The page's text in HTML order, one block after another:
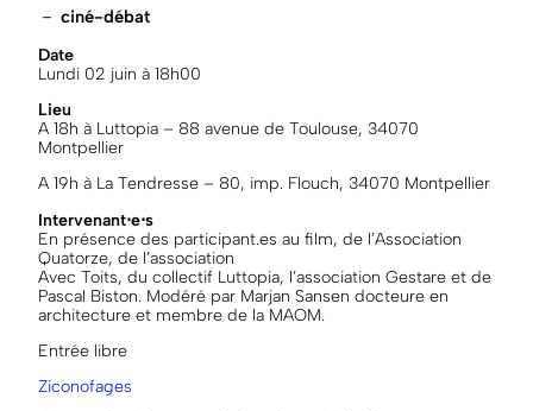
－ ciné-débat
Date
Lundi 02 juin à 18h00
Lieu
A 18h à Luttopia – 88 avenue de Toulouse, 34070
Montpellier
A 19h à La Tendresse – 80, imp. Flouch, 34070 Montpellier
Intervenant⋅e⋅s
En présence des participant.es au film, de l’Association
Quatorze, de l’association
Avec Toits, du collectif Luttopia, l’association Gestare et de
Pascal Biston. Modéré par Marjan Sansen docteure en
architecture et membre de la MAOM.
Entrée libre
Ziconofages